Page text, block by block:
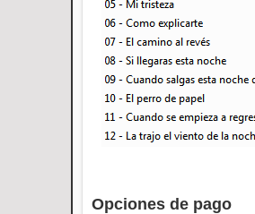
Opciones de pago